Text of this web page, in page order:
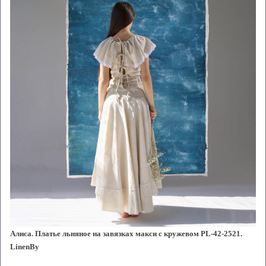
Алиса. Платье льняное на завязках макси с кружевом PL-42-2521.
LinenBy